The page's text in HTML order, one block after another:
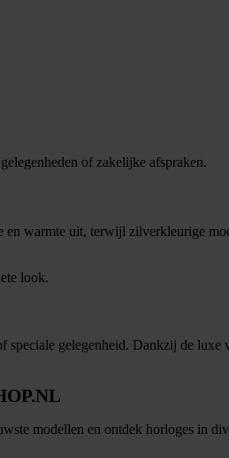
of zakelijke afspraken.
warmte uit, terwijl zilverkleurige
look.
gelegenheid. Dankzij de
modellen en ontdek horloges in